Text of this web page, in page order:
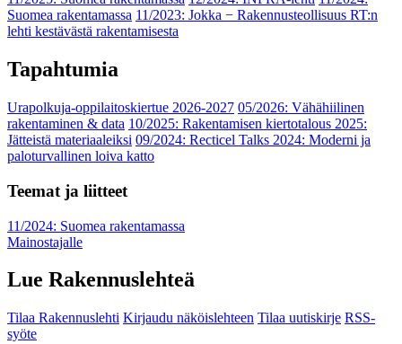
Suomea rakentamassa 11/2023: Jokka − Rakennusteollisuus RT:n
lehti kestävästä rakentamisesta
Tapahtumia
Urapolkuja-oppilaitoskiertue 2026-2027 05/2026: Vähähiilinen
rakentaminen & data 10/2025: Rakentamisen kiertotalous 2025:
Jätteistä materiaaleiksi 09/2024: Recticel Talks 2024: Moderni ja
paloturvallinen loiva katto
Teemat ja liitteet
11/2024: Suomea rakentamassa
Mainostajalle
Lue Rakennuslehteä
Tilaa Rakennuslehti Kirjaudu näköislehteen Tilaa uutiskirje RSS-
syöte